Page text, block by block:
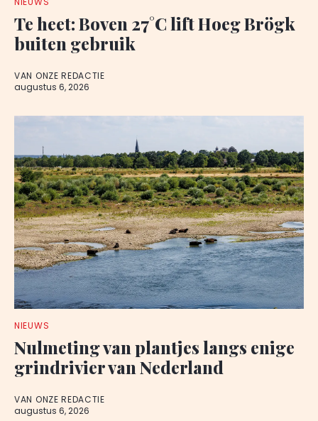
Te heet: Boven 27°C lift Hoeg Brögk
buiten gebruik
VAN ONZE REDACTIE
augustus 6, 2026
NIEUWS
Nulmeting van plantjes langs enige
grindrivier van Nederland
VAN ONZE REDACTIE
augustus 6, 2026